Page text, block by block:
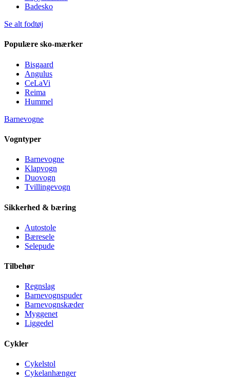
Badesko
Se alt fodtøj
Populære sko-mærker
Bisgaard
Angulus
CeLaVi
Reima
Hummel
Barnevogne
Vogntyper
Barnevogne
Klapvogn
Duovogn
Tvillingevogn
Sikkerhed & bæring
Autostole
Bæresele
Selepude
Tilbehør
Regnslag
Barnevognspuder
Barnevognskæder
Myggenet
Liggedel
Cykler
Cykelstol
Cykelanhænger